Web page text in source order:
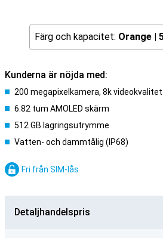
Färg och kapacitet: Orange |
Kunderna är nöjda med:
200 megapixelkamera, 8k videokvalitet
6.82 tum AMOLED skärm
512 GB lagringsutrymme
Vatten- och dammtålig (IP68)
Fri från SIM-lås
Detaljhandelspris